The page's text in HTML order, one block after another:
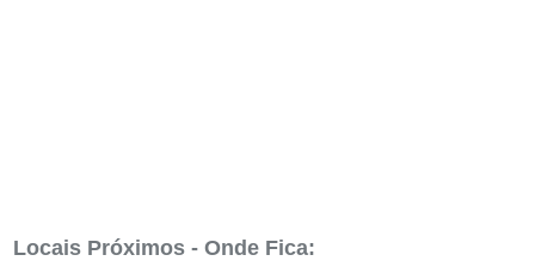
Locais Próximos - Onde Fica: